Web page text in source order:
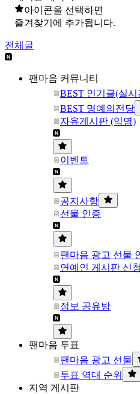
아이콘을 선택하면
즐겨찾기에 추가됩니다.
전체글
팬마음 커뮤니티
BEST 인기글(실시
BEST 명예의전당
자유게시판 (익명)
이벤트
공지사항
선물 인증
팬마음 광고 선물
연예인 게시판 신
정보 공유방
팬마음 투표
팬마음 광고 선물
투표 역대 순위
지역 게시판